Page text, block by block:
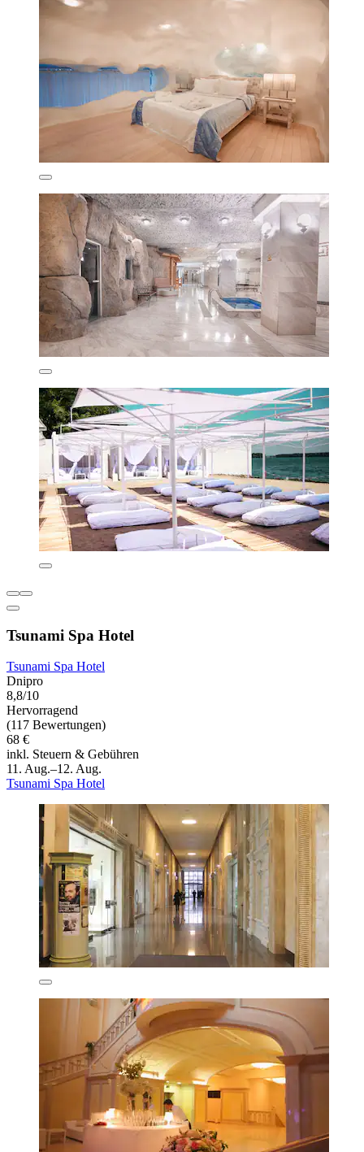
Tsunami Spa Hotel
Tsunami Spa Hotel
Dnipro
8,8/10
Hervorragend
(117 Bewertungen)
68 €
inkl. Steuern & Gebühren
11. Aug.–12. Aug.
Tsunami Spa Hotel